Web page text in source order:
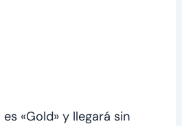
«Gold» y llegará sin